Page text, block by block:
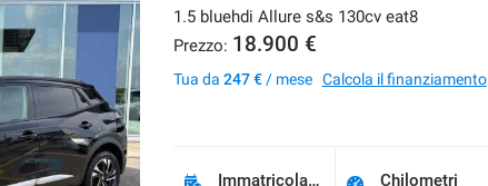
1.5 bluehdi Allure s&s 130cv eat8
Prezzo: 18.900 €
Tua da 247 €/ mese Calcola il finanziamento
Immatricolazione
Chilometri